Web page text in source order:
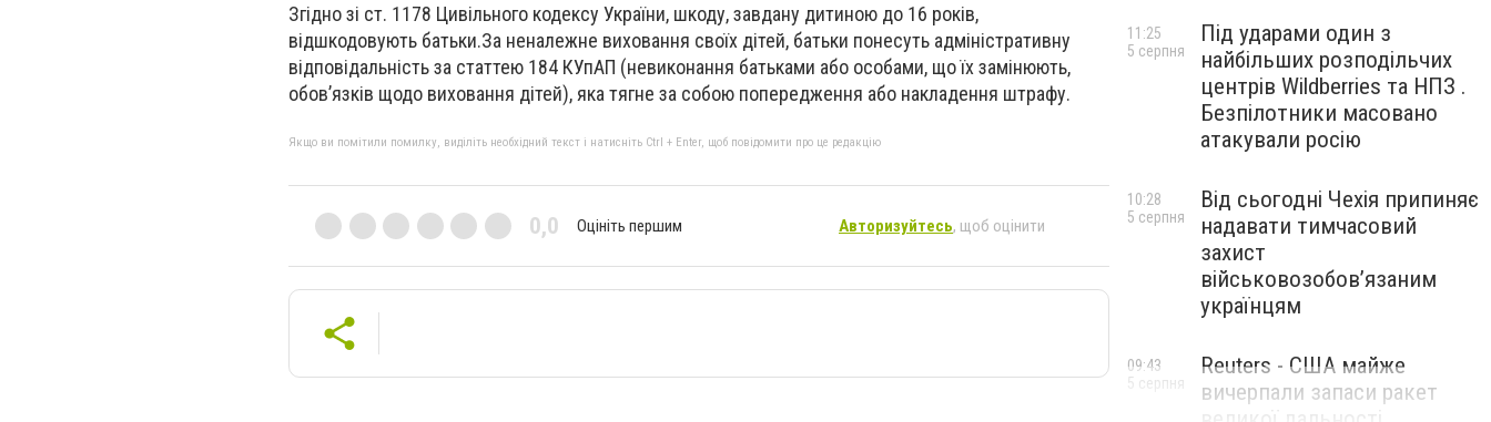
Згідно зі ст. 1178 Цивільного кодексу України, шкоду, завдану дитиною до 16 років,
відшкодовують батьки.За неналежне виховання своїх дітей, батьки понесуть адміністративну
відповідальність за статтею 184 КУпАП (невиконання батьками або особами, що їх замінюють,
обов’язків щодо виховання дітей), яка тягне за собою попередження або накладення штрафу.
Якщо ви помітили помилку, виділіть необхідний текст і натисніть Ctrl + Enter, щоб повідомити про це редакцію
0,0 Оцініть першим Авторизуйтесь, щоб оцінити
Під ударами один з
найбільших розподільчих
центрів Wildberries та НПЗ .
Безпілотники масовано
атакували росію
11:25
5 серпня
Від сьогодні Чехія припиняє
надавати тимчасовий
захист
військовозобов’язаним
українцям
10:28
5 серпня
Reuters - США майже
вичерпали запаси ракет
09:43
5 серпня